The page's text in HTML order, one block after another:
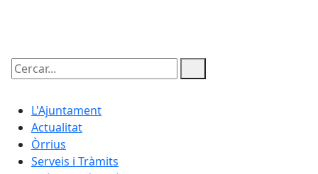
Cercar:
L'Ajuntament
Actualitat
Òrrius
Serveis i Tràmits